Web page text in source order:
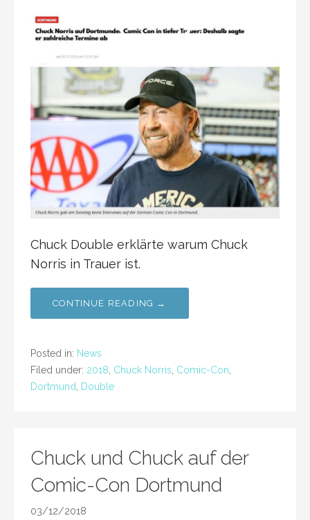
Chuck Double erklärte warum Chuck
Norris in Trauer ist.
CONTINUE READING →
Posted in: News
Filed under: 2018 Chuck Norris Comic-Con
Dortmund
Double
Chuck und Chuck auf der
Comic-Con Dortmund
03/12/2018